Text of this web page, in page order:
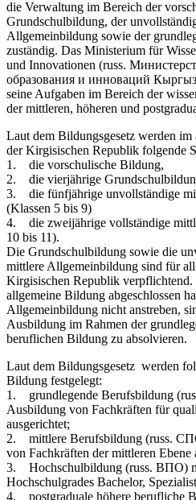
die Verwaltung im Bereich der
Grundschulbildung, der
Allgemeinbildung sowie der
zuständig. Das Ministerium für
und Innovationen (russ.
образования и инноваций
seine Aufgaben im Bereich der
der mittleren, höheren und
Laut dem Bildungsgesetz werden
der Kirgisischen Republik folgende
1. die vorschulische Bildung,
2. die vierjährige
3. die fünfjährige unvollständige
(Klassen 5 bis 9)
4. die zweijährige vollständige
10 bis 11).
Die Grundschulbildung sowie die
mittlere Allgemeinbildung sind für
Kirgisischen Republik verpflichtend.
allgemeine Bildung abgeschlossen
Allgemeinbildung nicht anstreben,
Ausbildung im Rahmen der
beruflichen Bildung zu absolvieren.
Laut dem Bildungsgesetz werden
Bildung festgelegt:
1. grundlegende Berufsbildung
Ausbildung von Fachkräften für
ausgerichtet;
2. mittlere Berufsbildung (russ.
von Fachkräften der mittleren Ebene
3. Hochschulbildung (russ. ВПО)
Hochschulgrades Bachelor,
4. postgraduale höhere berufliche